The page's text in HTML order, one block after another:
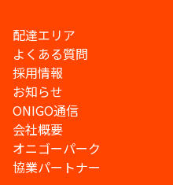
配達エリア
よくある質問
採用情報
お知らせ
ONIGO通信
会社概要
オニゴーパーク
協業パートナー